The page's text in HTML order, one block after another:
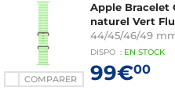
COMPARER
Apple
naturel Vert
44/45/46/49
DISPO : EN STOCK
99€00